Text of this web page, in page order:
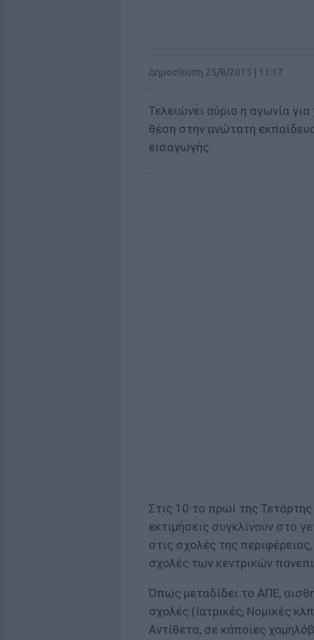
Δημοσίευση 25/8/2015 | 11:17
Τελειώνει αύριο η αγωνία
θέση στην ανώτατη
εισαγωγής.
Στις 10 το πρωί της
εκτιμήσεις συγκλίνουν στο
στις σχολές της
σχολές των κεντρικών
Όπως μεταδίδει το ΑΠΕ,
σχολές (Ιατρικές, Νομικές
Αντίθετα, σε κάποιες